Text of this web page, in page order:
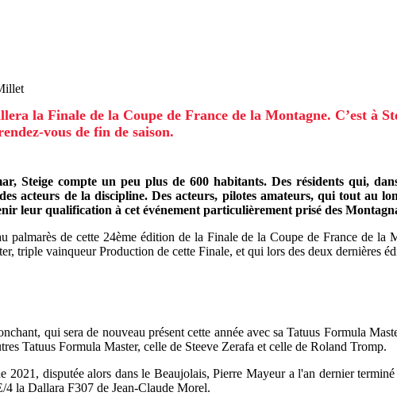
la Finale de la Coupe de France de la Montagne. C’est à
vous de fin de saison.
Steige compte un peu plus de 600 habitants. Des résidents qui,
acteurs de la discipline. Des acteurs, pilotes amateurs, qui tout au
leur qualification à cet événement particulièrement prisé des
de cette 24ème édition de la Finale de la Coupe de France de la
triple vainqueur Production de cette Finale, et qui lors des deux dernières
qui sera de nouveau présent cette année avec sa Tatuus Formula
Tatuus Formula Master, celle de Steeve Zerafa et celle de Roland Tromp.
disputée alors dans le Beaujolais, Pierre Mayeur a l'an dernier
la Dallara F307 de Jean-Claude Morel.